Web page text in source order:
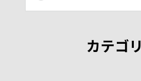
カテゴリ